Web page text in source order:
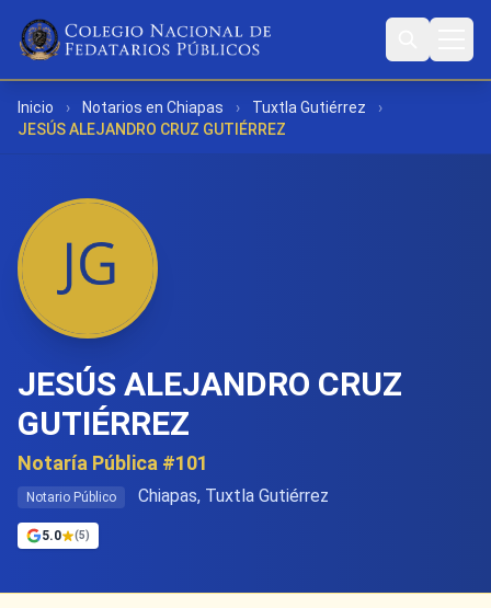
Inicio › Notarios en Chiapas › Tuxtla Gutiérrez
›
JESÚS ALEJANDRO CRUZ GUTIÉRREZ
JESÚS ALEJANDRO CRUZ
GUTIÉRREZ
Notaría Pública #101
Notario Público Chiapas, Tuxtla Gutiérrez
5.0 (5)